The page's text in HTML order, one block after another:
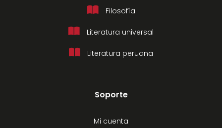
Filosofía
Literatura universal
Literatura peruana
Soporte
Mi cuenta